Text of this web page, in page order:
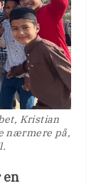
Kristian
nærmere på,
en